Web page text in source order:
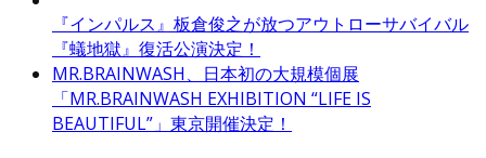
『インパルス』板倉俊之が放つアウトローサバイバル
『蟻地獄』復活公演決定！
MR.BRAINWASH、日本初の大規模個展
「MR.BRAINWASH EXHIBITION “LIFE IS
BEAUTIFUL”」東京開催決定！